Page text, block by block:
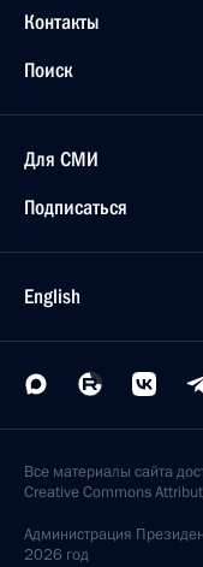
Контакты
Поиск
Для СМИ
Подписаться
English
Все материалы сайта
Creative Commons
Администрация
2026 год